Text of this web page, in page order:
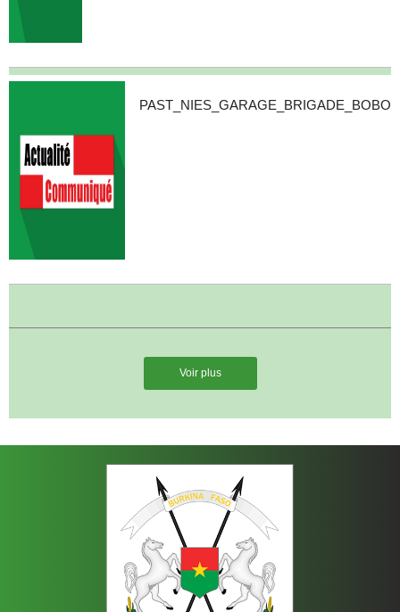
PAST_NIES_GARAGE_BRIGADE_BOBO
Voir plus